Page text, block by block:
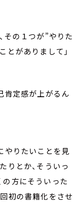
その１つが”やりた
とがありまして」
肯定感が上がるん
やりたいことを見
りとか、そういっ
方にそういった
初の書籍化をさせ